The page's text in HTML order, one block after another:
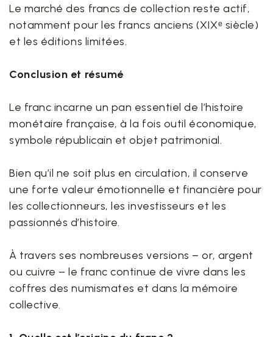
Le marché des francs de collection reste actif,
notamment pour les francs anciens (XIXᵉ siècle)
et les éditions limitées.
Conclusion et résumé
Le franc incarne un pan essentiel de l’histoire
monétaire française, à la fois outil économique,
symbole républicain et objet patrimonial.
Bien qu’il ne soit plus en circulation, il conserve
une forte valeur émotionnelle et financière pour
les collectionneurs, les investisseurs et les
passionnés d’histoire.
À travers ses nombreuses versions – or, argent
ou cuivre – le franc continue de vivre dans les
coffres des numismates et dans la mémoire
collective.